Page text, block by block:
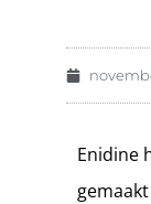
Enidine